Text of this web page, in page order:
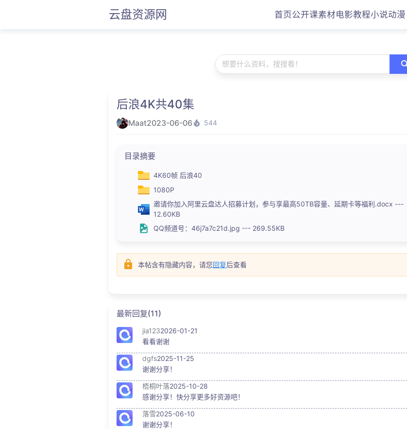
云盘资源网 首页公开课素材电影教程小说动漫
想要什么资料，搜搜看！
后浪4K共40集
Maat2023-06-06 544
目录摘要
4K60帧 后浪40
1080P
邀请你加入阿里云盘达人招募计划，参与享最高50TB容量、延期卡等福利.docx ---
12.60KB
QQ频道号：46j7a7c21d.jpg --- 269.55KB
本帖含有隐藏内容，请您回复后查看
最新回复(11)
jia1232026-01-21
看看谢谢
dgfs2025-11-25
谢谢分享！
梧桐叶落2025-10-28
感谢分享！快分享更多好资源吧！
落雪2025-06-10
谢谢分享！